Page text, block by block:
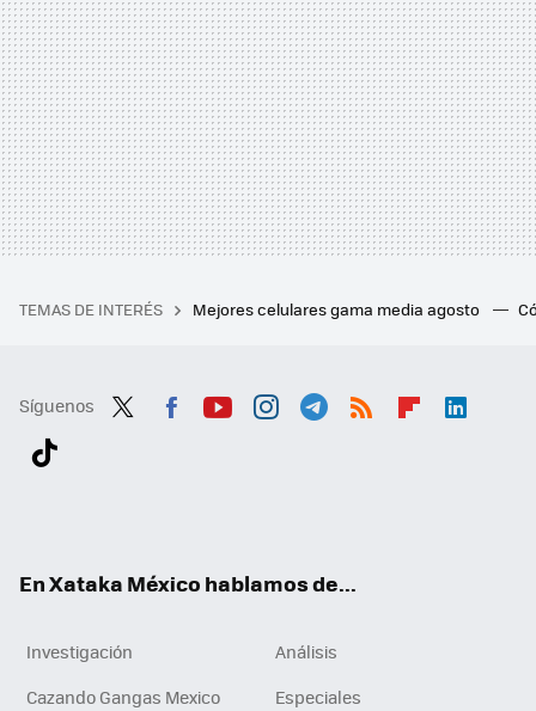
TEMAS DE INTERÉS Mejores celulares gama media agosto
Síguenos
En Xataka México hablamos de...
Investigación
Análisis
Cazando Gangas Mexico
Especiales